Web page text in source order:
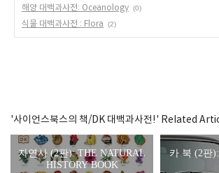
해양 대백과사전: Oceanology (0)
식물 대백과사전 : Flora (2)
'사이언스북스의 책/DK 대백과사전!' Related
자연사 (2판): THE NATURAL
HISTORY BOOK
카 북 (2판